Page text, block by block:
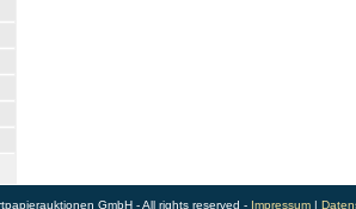
GmbH - All rights reserved - Impressum|